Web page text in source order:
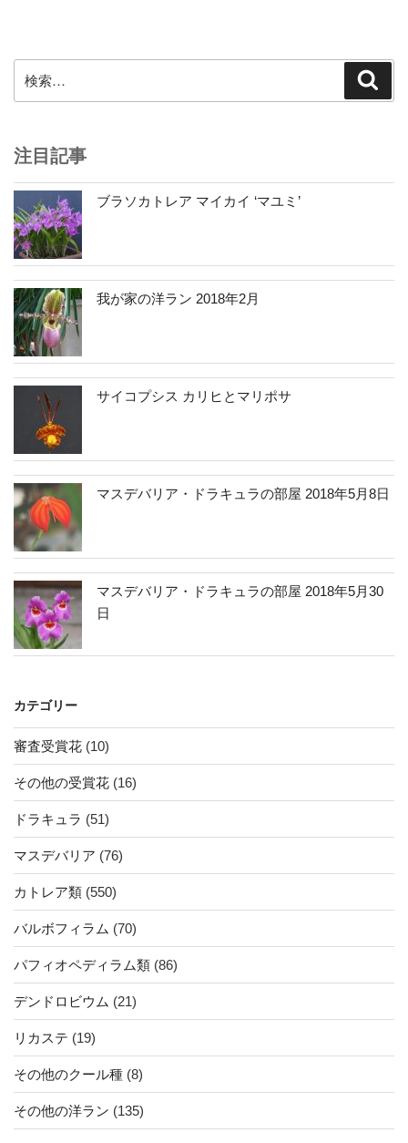
ン
索:
注目記事
ブラソカトレア マイカイ ‘マユミ’
我が家の洋ラン 2018年2月
サイコプシス カリヒとマリポサ
マスデバリア・ドラキュラの部屋 2018年5月8日
マスデバリア・ドラキュラの部屋 2018年5月30
日
カテゴリー
審査受賞花 (10)
その他の受賞花 (16)
ドラキュラ (51)
マスデバリア (76)
カトレア類 (550)
バルボフィラム (70)
パフィオペディラム類 (86)
デンドロビウム (21)
リカステ (19)
その他のクール種 (8)
その他の洋ラン (135)